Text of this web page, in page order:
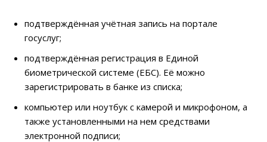
подтверждённая учётная запись на портале
госуслуг;
подтверждённая регистрация в Единой
биометрической системе (ЕБС). Её можно
зарегистрировать в банке из списка;
компьютер или ноутбук с камерой и микрофоном, а
также установленными на нем средствами
электронной подписи;